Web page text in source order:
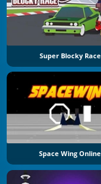
Super Blocky Race
Space Wing Online